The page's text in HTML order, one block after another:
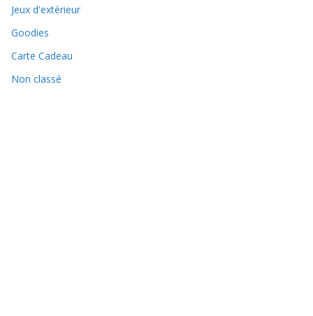
Jeux d'extérieur
Goodies
Carte Cadeau
Non classé